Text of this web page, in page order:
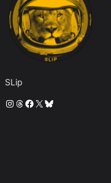
SLip
Instagram
Threads
Facebook
X Bluesky